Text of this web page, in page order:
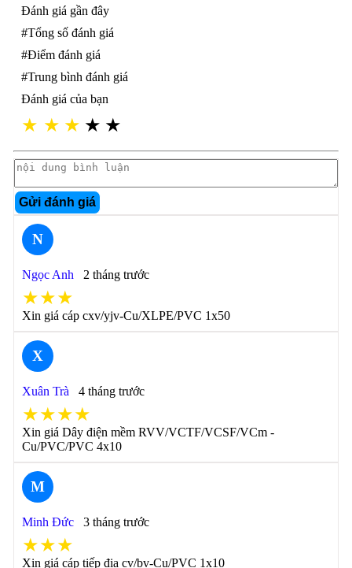
Đánh giá gần đây
#Tổng số đánh giá
#Điểm đánh giá
#Trung bình đánh giá
Đánh giá của bạn
★ ★ ★ ★ ★
Gửi đánh giá
N
Ngọc Anh 2 tháng trước
★★★
Xin giá cáp cxv/yjv-Cu/XLPE/PVC 1x50
X
Xuân Trà 4 tháng trước
★★★★
Xin giá Dây điện mềm RVV/VCTF/VCSF/VCm -
Cu/PVC/PVC 4x10
M
Minh Đức 3 tháng trước
★★★
Xin giá cáp tiếp địa cv/bv-Cu/PVC 1x10